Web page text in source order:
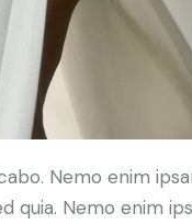
Nemo enim
quia. Nemo enim